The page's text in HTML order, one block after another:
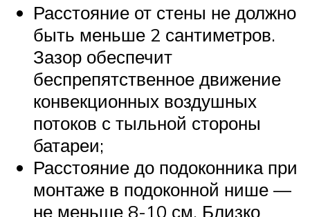
Расстояние от стены не должно
быть меньше 2 сантиметров.
Зазор обеспечит
беспрепятственное движение
конвекционных воздушных
потоков с тыльной стороны
батареи;
Расстояние до подоконника при
монтаже в подоконной нише —
не меньше 8-10 см. Близко